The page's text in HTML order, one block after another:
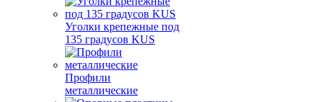
Уголки крепежные под
135 градусов KUS
Профили
металлические